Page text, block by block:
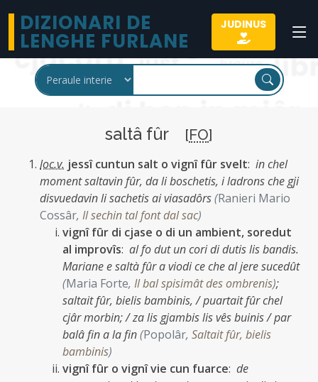
DIZIONARI DE
LENGHE FURLANE
JUDINUS
saltâ fûr [FO]
loc.v. jessî cuntun salt o vignî fûr svelt: in chel
moment saltavin fûr, da li boschetis, i ladrons che gji
disvuedavin li sachetis ai viasadôrs(Ranieri Mario
Cossâr, Il sechin tal font dal sac)
vignî fûr di cjase o di un ambient, soredut
al improvîs: al fo dut un cori di dutis lis bandis.
Mariane e saltà fûr a viodi ce che al jere sucedût
(Maria Forte, Il bal spisimât des ombrenis);
saltait fûr, bielis bambinis, / puartait fûr chel
cjâr morbin; / za lis gjambis lis vês buinis / par
balâ fin a la fin(Popolâr, Saltait fûr, bielis
bambinis)
vignî fûr o vignî vie cun fuarce: de